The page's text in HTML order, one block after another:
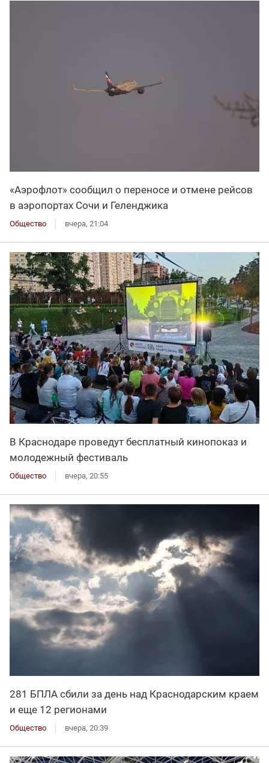
«Аэрофлот» сообщил о переносе и отмене рейсов
в аэропортах Сочи и Геленджика
Общество вчера, 21:04
В Краснодаре проведут бесплатный кинопоказ и
молодежный фестиваль
Общество вчера, 20:55
281 БПЛА сбили за день над Краснодарским краем
и еще 12 регионами
Общество вчера, 20:39